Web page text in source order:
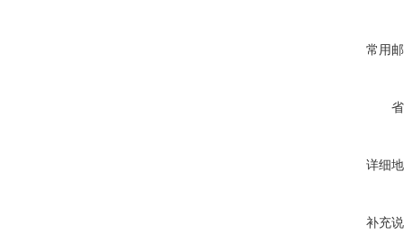
常用
详细
补充